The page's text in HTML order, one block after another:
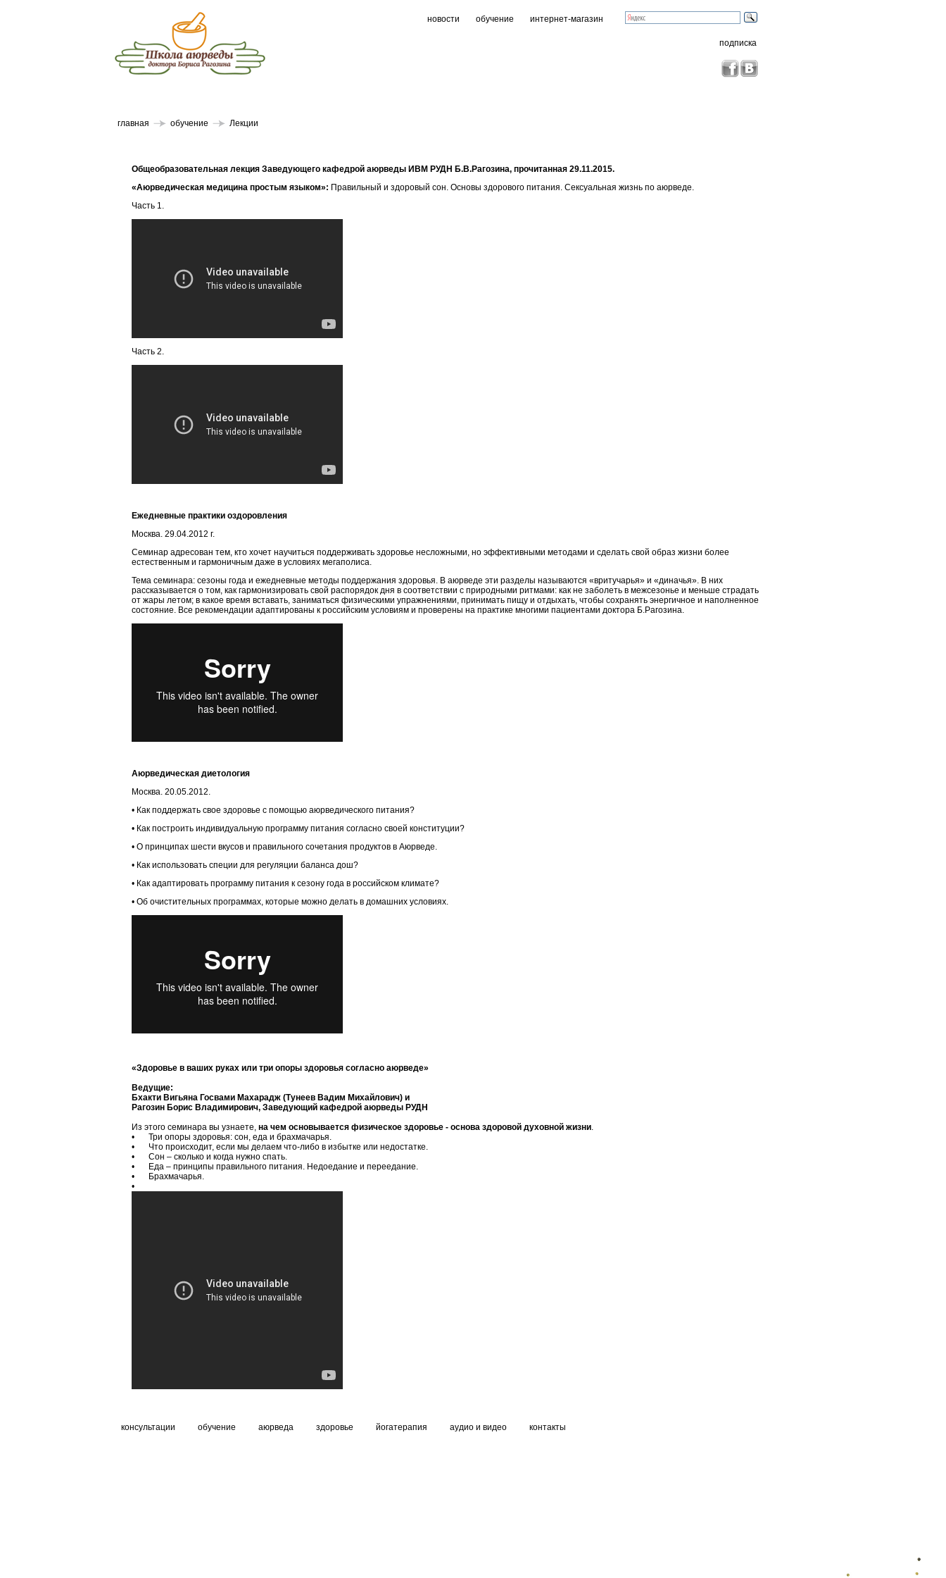
новости обучение интернет-магазин
подписка
главная обучение Лекции
Общеобразовательная лекция Заведующего кафедрой аюрведы ИВМ РУДН Б.В.Рагозина, прочитанная 29.11.2015.
«Аюрведическая медицина простым языком»: Правильный и здоровый сон. Основы здорового питания. Сексуальная жизнь по аюрведе.
Часть 1.
Часть 2.
Ежедневные практики оздоровления
Москва. 29.04.2012 г.
Семинар адресован тем, кто хочет научиться поддерживать здоровье несложными, но эффективными методами и сделать свой образ жизни более
естественным и гармоничным даже в условиях мегаполиса.
Тема семинара: сезоны года и ежедневные методы поддержания здоровья. В аюрведе эти разделы называются «вритучарья» и «диначья». В них
рассказывается о том, как гармонизировать свой распорядок дня в соответствии с природными ритмами: как не заболеть в межсезонье и меньше страдать
от жары летом; в какое время вставать, заниматься физическими упражнениями, принимать пищу и отдыхать, чтобы сохранять энергичное и наполненное
состояние. Все рекомендации адаптированы к российским условиям и проверены на практике многими пациентами доктора Б.Рагозина.
Аюрведическая диетология
Москва. 20.05.2012.
• Как поддержать свое здоровье с помощью аюрведического питания?
• Как построить индивидуальную программу питания согласно своей конституции?
• О принципах шести вкусов и правильного сочетания продуктов в Аюрведе.
• Как использовать специи для регуляции баланса дош?
• Как адаптировать программу питания к сезону года в российском климате?
• Об очистительных программах, которые можно делать в домашних условиях.
«Здоровье в ваших руках или три опоры здоровья согласно аюрведе»
Ведущие:
Бхакти Вигьяна Госвами Махарадж (Тунеев Вадим Михайлович) и
Рагозин Борис Владимирович, Заведующий кафедрой аюрведы РУДН
Из этого семинара вы узнаете, на чем основывается физическое здоровье - основа здоровой духовной жизни.
•
Три опоры здоровья: сон, еда и брахмачарья.
•
Что происходит, если мы делаем что-либо в избытке или недостатке.
•
Сон – сколько и когда нужно спать.
•
Еда – принципы правильного питания. Недоедание и переедание.
•
Брахмачарья.
•
консультации обучение аюрведа здоровье йогатерапия аудио и видео контакты